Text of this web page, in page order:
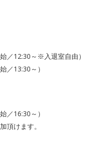
／12:30～※入退室自由）
13:30～）
16:30～）
頂けます。